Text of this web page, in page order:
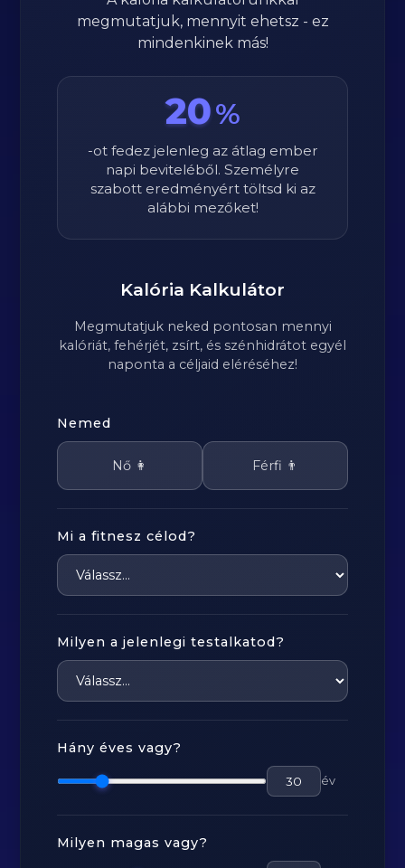
megmutatjuk, mennyit ehetsz - ez
mindenkinek más!
20%
-ot fedez jelenleg az átlag ember
napi beviteléből. Személyre
szabott eredményért töltsd ki az
alábbi mezőket!
Kalória Kalkulátor
Megmutatjuk neked pontosan mennyi
kalóriát, fehérjét, zsírt, és szénhidrátot egyél
naponta a céljaid eléréséhez!
Nemed
Nő 👩 Férfi 👨
Mi a fitnesz célod?
Milyen a jelenlegi testalkatod?
Hány éves vagy?
év
Milyen magas vagy?